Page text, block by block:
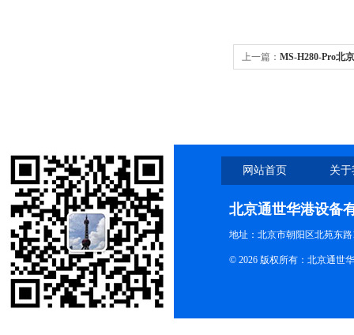
上一篇： MS-H280-Pro北
网站首页 关
北京通世华港设备
地址：北京市朝阳区北苑东路
© 2026 版权所有：北京通世